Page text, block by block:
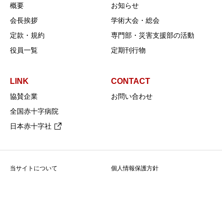
概要
会長挨拶
定款・規約
役員一覧
お知らせ
学術大会・総会
専門部・災害支援部の活動
定期刊行物
LINK
協賛企業
全国赤十字病院
日本赤十字社
CONTACT
お問い合わせ
当サイトについて 個人情報保護方針